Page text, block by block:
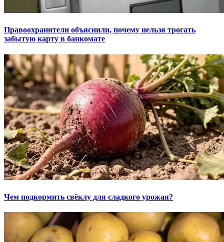
Правоохранители объяснили, почему нельзя трогать
забытую карту в банкомате
Чем подкормить свёклу для сладкого урожая?